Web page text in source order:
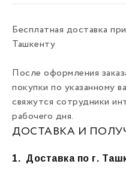
Бесплатная доставка
Ташкенту
После оформления
покупки по указанному
свяжутся сотрудники
рабочего дня.
ДОСТАВКА И
1. Доставка по г.